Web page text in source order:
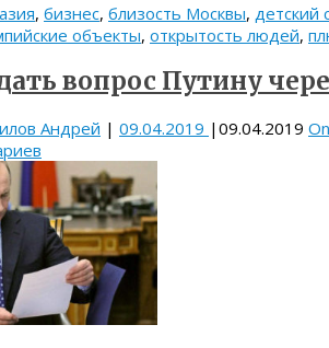
, бизнес, близость Москвы, детский
объекты, открытость людей,
вопрос Путину
Андрей | 09.04.2019 | 09.04.2019